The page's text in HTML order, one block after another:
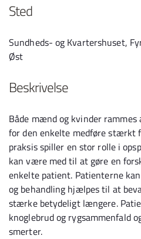
Sted
Sundheds- og Kvartershuset,
Øst
Beskrivelse
Både mænd og kvinder rammes
for den enkelte medføre stærkt
praksis spiller en stor rolle i
kan være med til at gøre en
enkelte patient. Patienterne
og behandling hjælpes til at
stærke betydeligt længere.
knoglebrud og rygsammenfald
smerter.